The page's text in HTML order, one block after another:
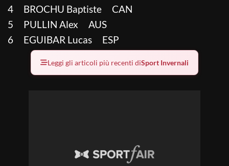
4 BROCHU Baptiste CAN
5 PULLIN Alex AUS
6 EGUIBAR Lucas ESP
Leggi gli articoli più recenti diSport Invernali